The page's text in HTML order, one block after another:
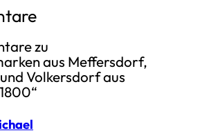
zu
aus Meffersdorf,
Volkersdorf aus